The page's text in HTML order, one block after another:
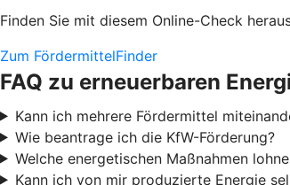
Finden Sie mit diesem Online-Check
Zum FördermittelFinder
FAQ zu erneuerbaren
Kann ich mehrere Fördermittel
Wie beantrage ich die KfW-Förderung?
Welche energetischen Maßnahmen
Kann ich von mir produzierte Energie